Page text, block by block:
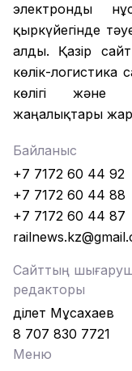
электронды
қыркүйегінде
алды. Қазір
көлік-
көлігі және
жаңалықтары
Байланыс
+7 7172 60 44 92
+7 7172 60 44 88
+7 7172 60 44 87
Сайттың
редакторы
Әділет Мұсахаев
8 707 830 7721
Меню